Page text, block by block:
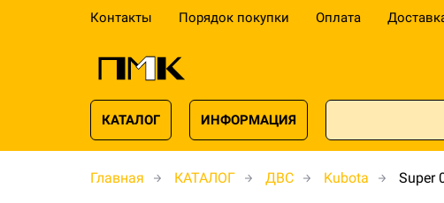
Контакты Порядок покупки Оплата
КАТАЛОГ ИНФОРМАЦИЯ
Главная КАТАЛОГ ДВС Kubota Super